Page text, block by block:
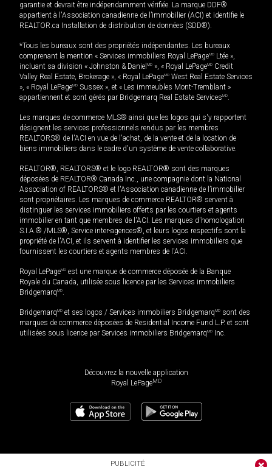
PUBLICITÉ
garantie et devrait être indépendamment vérifiée. La marque DDF®
appartient à l'Association canadienne de l’immobilier (ACI) et identifie le
REALTOR.ca Installation de distribution de données (SDD®).
*Tous les bureaux sont des propriétés indépendantes. Les bureaux
comprenant la mention « Services immobiliers Royal LePageMD Ltée »,
incluant sa division « Johnston & Daniel MD », « Royal LePageMD Credit
Valley Real Estate, Brokerage », « Royal LePageMD West Real Estate Services
», « Royal LePageMD Sussex », et « Les immeubles Mont-Tremblant »
appartiennent et sont gérés par Bridgemarq Real Estate ServicesMD.
Les marques de commerce MLS® ainsi que les logos qui s'y rapportent
désignent les services professionnels rendus par les membres
REALTORS® de l'ACI en vue de l'achat, de la vente et de la location de
biens immobiliers dans le cadre d'un système de vente collaborative.
REALTOR®, REALTORS® et le logo REALTOR® sont des marques
déposées de REALTOR® Canada Inc., une compagnie dont la National
Association of REALTORS® et l'Association canadienne de l’immobilier
sont propriétaires. Les marques de commerce REALTOR® servent à
distinguer les services immobiliers offerts par les courtiers et agents
immobilier en tant que membres de l'ACI. Les marques d'homologation
S.I.A.® /MLS®, Service inter-agences®, et leurs logos respectifs sont la
propriété de l'ACI, et ils servent à identifier les services immobiliers que
fournissent les courtiers et agents membres de l'ACI.
Royal LePageMD est une marque de commerce déposée de la Banque
Royale du Canada, utilisée sous licence par les Services immobiliers
BridgemarqMD.
BridgemarqMD et ses logos / Services immobiliers BridgemarqMD sont des
marques de commerce déposées de Residential Income Fund L.P. et sont
utilisées sous licence par Services immobiliers BridgemarqMD Inc.
Découvrez la nouvelle application
Royal LePageMD